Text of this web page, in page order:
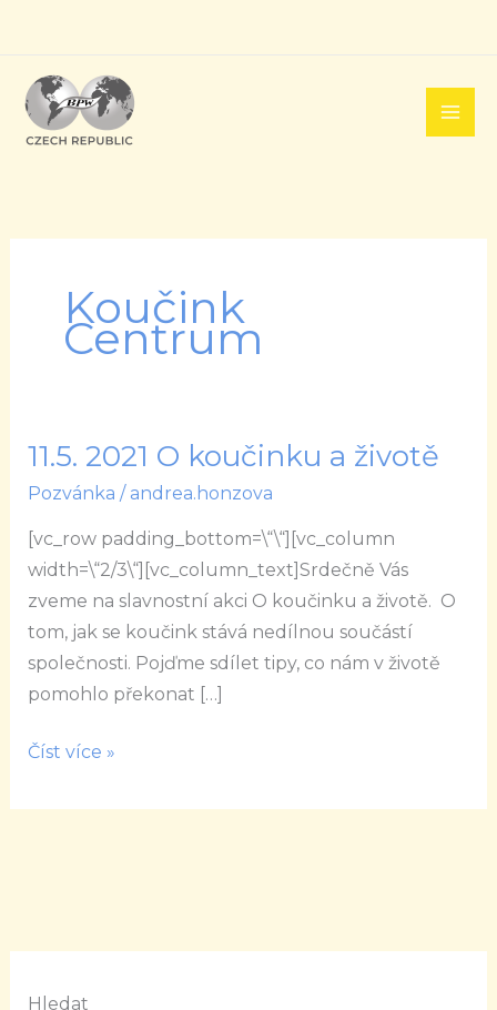
obsah
Koučink
Centrum
11.5. 2021 O koučinku a životě
Pozvánka / andrea.honzova
[vc_row padding_bottom=\“\“][vc_column
width=\“2/3\“][vc_column_text]Srdečně Vás
zveme na slavnostní akci O koučinku a životě. O
tom, jak se koučink stává nedílnou součástí
společnosti. Pojďme sdílet tipy, co nám v životě
pomohlo překonat […]
11.5.
2021
koučinku
a
životě
Číst více »
Hledat